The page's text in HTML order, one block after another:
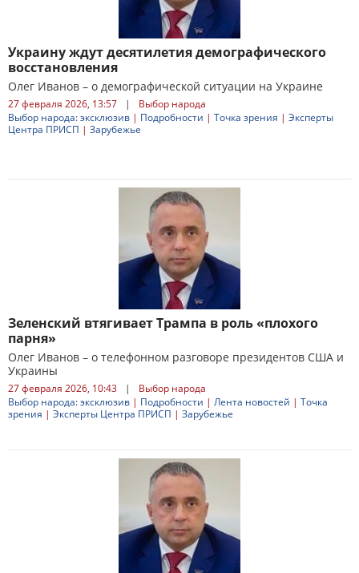
Украину ждут десятилетия демографического
восстановления
Олег Иванов – о демографической ситуации на Украине
27 февраля 2026, 13:57 |
Выбор народа
Выбор народа: эксклюзив | Подробности | Точка зрения | Эксперты
Центра ПРИСП | Зарубежье
Зеленский втягивает Трампа в роль «плохого
парня»
Олег Иванов – о телефонном разговоре президентов США и
Украины
27 февраля 2026, 10:43 |
Выбор народа
Выбор народа: эксклюзив | Подробности | Лента новостей | Точка
зрения | Эксперты Центра ПРИСП | Зарубежье